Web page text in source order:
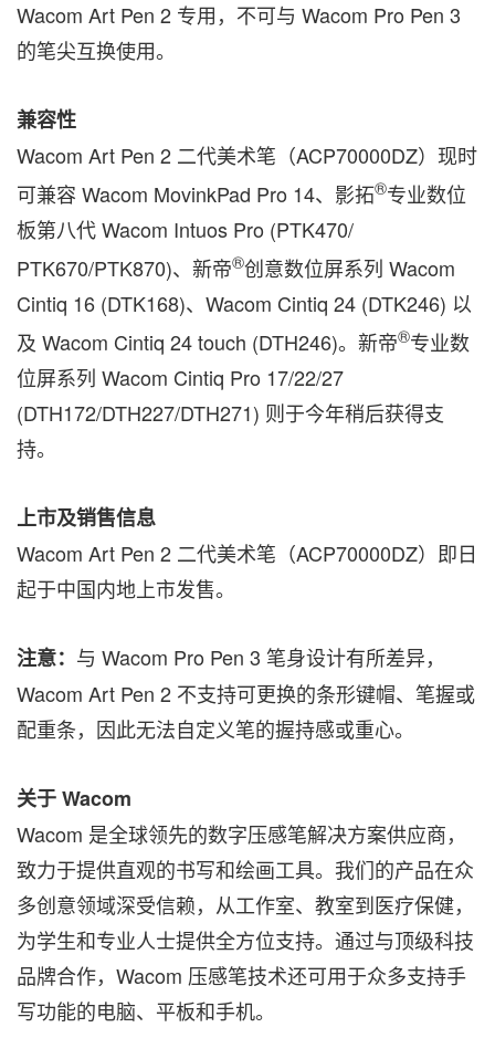
Wacom Art Pen 2 专用，不可与 Wacom Pro Pen 3
的笔尖互换使用。
兼容性
Wacom Art Pen 2 二代美术笔（ACP70000DZ）现时
可兼容 Wacom MovinkPad Pro 14、影拓®专业数位
板第八代 Wacom Intuos Pro (PTK470/
PTK670/PTK870)、新帝®创意数位屏系列 Wacom
Cintiq 16 (DTK168)、Wacom Cintiq 24 (DTK246) 以
及 Wacom Cintiq 24 touch (DTH246)。新帝®专业数
位屏系列 Wacom Cintiq Pro 17/22/27
(DTH172/DTH227/DTH271) 则于今年稍后获得支
持。
上市及销售信息
Wacom Art Pen 2 二代美术笔（ACP70000DZ）即日
起于中国内地上市发售。
注意： 与 Wacom Pro Pen 3 笔身设计有所差异，
Wacom Art Pen 2 不支持可更换的条形键帽、笔握或
配重条，因此无法自定义笔的握持感或重心。
关于Wacom
Wacom 是全球领先的数字压感笔解决方案供应商，
致力于提供直观的书写和绘画工具。我们的产品在众
多创意领域深受信赖，从工作室、教室到医疗保健，
为学生和专业人士提供全方位支持。通过与顶级科技
品牌合作，Wacom 压感笔技术还可用于众多支持手
写功能的电脑、平板和手机。